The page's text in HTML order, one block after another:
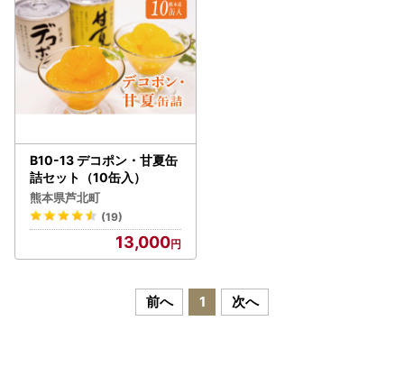
B10-13 デコポン・甘夏缶
詰セット（10缶入）
熊本県芦北町
(19)
13,000
前へ 1 次へ